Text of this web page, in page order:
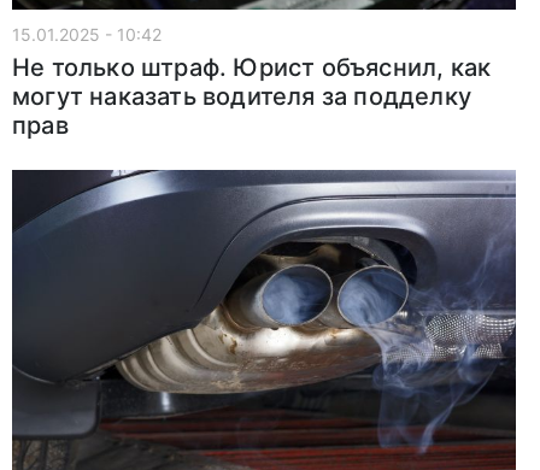
15.01.2025 - 10:42
Не только штраф. Юрист объяснил, как
могут наказать водителя за подделку
прав